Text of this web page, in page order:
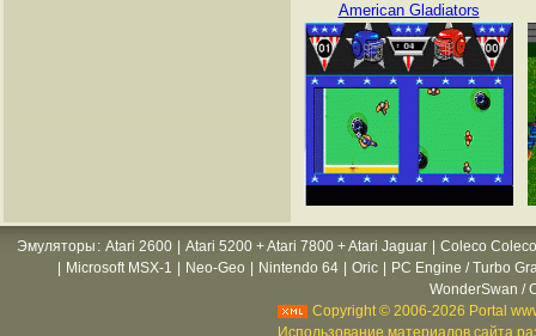
American Gladiators
Эмуляторы : Atari 2600 Atari 5200 + Atari 7800 + Atari Jaguar
Coleco
Microsoft MSX-1 Neo-Geo Nintendo 64 Oric
PC Engine / Turbo
WonderSwan /
Copyright © 2006-2026 Portal
Использование материалов сайта